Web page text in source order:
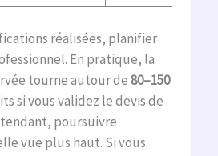
réalisées, planifier
En pratique, la
tourne autour de80–150
si vous validez le devis de
poursuivre
vue plus haut. Si vous